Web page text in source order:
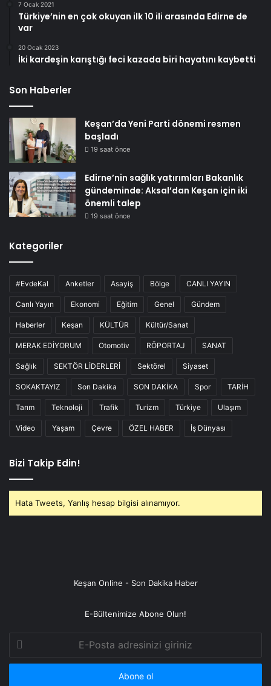
7 Ocak 2021
Türkiye’nin en çok okuyan ilk 10 ili arasında Edirne de
var
20 Ocak 2023
İki kardeşin karıştığı feci kazada biri hayatını kaybetti
Son Haberler
Keşan’da Yeni Parti dönemi resmen
başladı
19 saat önce
Edirne’nin sağlık yatırımları Bakanlık
gündeminde: Aksal’dan Keşan için iki
önemli talep
19 saat önce
Kategoriler
#EvdeKal Anketler Asayiş Bölge CANLI YAYIN
Canlı Yayın Ekonomi Eğitim Genel Gündem
Haberler Keşan KÜLTÜR Kültür/Sanat
MERAK EDİYORUM Otomotiv RÖPORTAJ SANAT
Sağlık SEKTÖR LİDERLERİ Sektörel Siyaset
SOKAKTAYIZ Son Dakika SON DAKİKA Spor TARİH
Tarım Teknoloji Trafik Turizm Türkiye Ulaşım
Video Yaşam Çevre ÖZEL HABER İş Dünyası
Bizi Takip Edin!
Hata Tweets, Yanlış hesap bilgisi alınamıyor.
Keşan Online - Son Dakika Haber
E-Bültenimize Abone Olun!
Posta
adresinizi